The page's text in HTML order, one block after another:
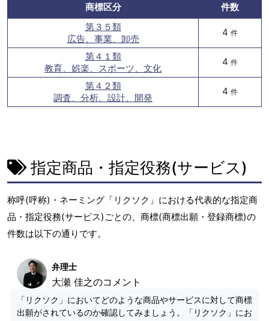
商標区分
件数
第３５類
広告、事業、卸売
4 件
第４１類
教育、娯楽、スポーツ、文化
4 件
第４２類
調査、分析、設計、開発
4 件
指定商品・指定役務(サービス)
称呼(呼称)・ネーミング「リクソク」における代表的な指定商
品・指定役務(サービス)ごとの、商標(商標出願・登録商標)の
件数は以下の通りです。
弁理士
大瀬 佳之のコメント
「リクソク」においてどのような商品やサービスに対して商標
出願がされているのか確認してみましょう。「リクソク」にお